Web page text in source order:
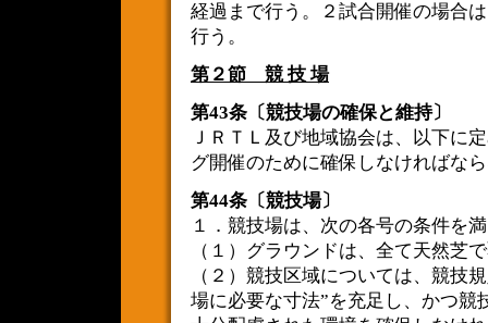
経過まで行う。２試合開催の場合
行う。
第２節 競 技 場
第43条〔競技場の確保と維持〕
ＪＲＴＬ及び地域協会は、以下に
グ開催のために確保しなければな
第44条〔競技場〕
１．競技場は、次の各号の条件を
（１）グラウンドは、全て天然芝
（２）競技区域については、競技
場に必要な寸法”を充足し、かつ競